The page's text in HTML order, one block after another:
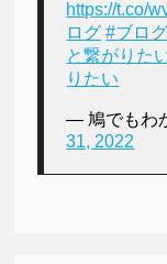
https://t.co/
ログ #ブロ
と繋がりた
りたい
— 鳩でもわ
31, 2022